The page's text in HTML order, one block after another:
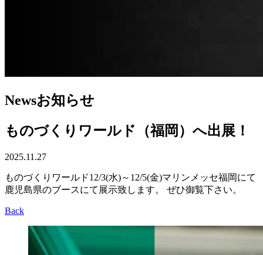
Newsお知らせ
ものづくりワールド（福岡）へ出展！
2025.11.27
ものづくりワールド12/3(水)～12/5(金)マリンメッセ福岡にて
鹿児島県のブースにて展示致します。 ぜひ御覧下さい。
Back